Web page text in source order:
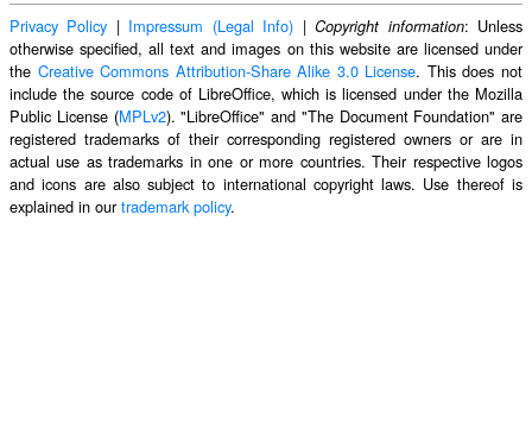
Privacy Policy | Impressum (Legal Info) |Copyright information: Unless
otherwise specified, all text and images on this website are licensed under
the Creative Commons Attribution-Share Alike 3.0 License. This does not
include the source code of LibreOffice, which is licensed under the Mozilla
Public License (MPLv2). "LibreOffice" and "The Document Foundation" are
registered trademarks of their corresponding registered owners or are in
actual use as trademarks in one or more countries. Their respective logos
and icons are also subject to international copyright laws. Use thereof is
explained in ourtrademark policy.